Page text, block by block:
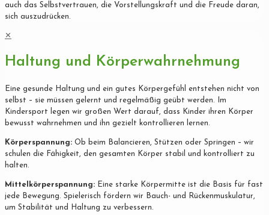
auch das Selbstvertrauen, die Vorstellungskraft und die Freude daran,
sich auszudrücken.
✕
Haltung und Körperwahrnehmung
Eine gesunde Haltung und ein gutes Körpergefühl entstehen nicht von
selbst – sie müssen gelernt und regelmäßig geübt werden. Im
Kindersport legen wir großen Wert darauf, dass Kinder ihren Körper
bewusst wahrnehmen und ihn gezielt kontrollieren lernen.
Körperspannung: Ob beim Balancieren, Stützen oder Springen – wir
schulen die Fähigkeit, den gesamten Körper stabil und kontrolliert zu
halten.
Mittelkörperspannung: Eine starke Körpermitte ist die Basis für fast
jede Bewegung. Spielerisch fördern wir Bauch- und Rückenmuskulatur,
um Stabilität und Haltung zu verbessern.